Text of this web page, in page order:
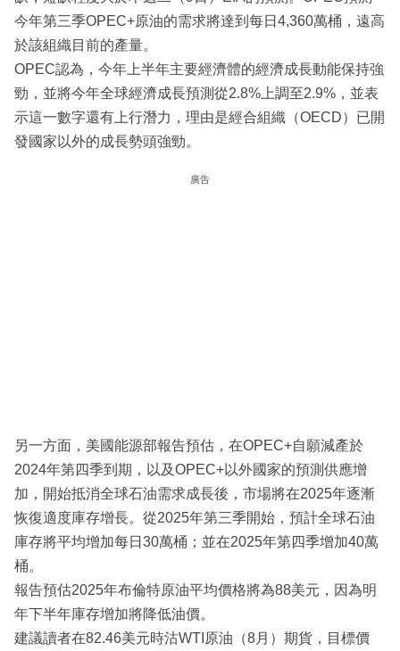
今年第三季OPEC+原油的需求將達到每日4,360萬桶，遠高
於該組織目前的產量。
OPEC認為，今年上半年主要經濟體的經濟成長動能保持強
勁，並將今年全球經濟成長預測從2.8%上調至2.9%，並表
示這一數字還有上行潛力，理由是經合組織（OECD）已開
發國家以外的成長勢頭強勁。
廣告
另一方面，美國能源部報告預估，在OPEC+自願減產於
2024年第四季到期，以及OPEC+以外國家的預測供應增
加，開始抵消全球石油需求成長後，市場將在2025年逐漸
恢復適度庫存增長。從2025年第三季開始，預計全球石油
庫存將平均增加每日30萬桶；並在2025年第四季增加40萬
桶。
報告預估2025年布倫特原油平均價格將為88美元，因為明
年下半年庫存增加將降低油價。
建議讀者在82.46美元時沽WTI原油（8月）期貨，目標價